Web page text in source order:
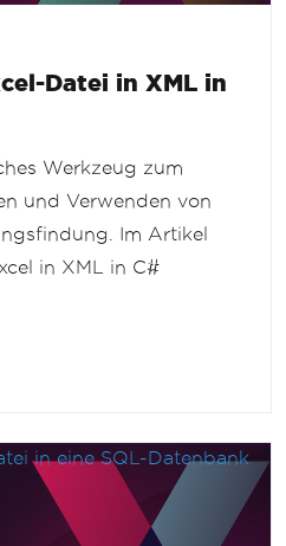
Datei in XML in
Werkzeug zum
und Verwenden von
Im Artikel
in XML in C#